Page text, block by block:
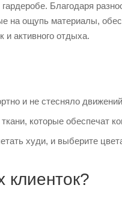
Благодаря
на ощупь материалы,
активного отдыха.
и не стесняло
которые обеспечат
худи, и выберите
клиенток?